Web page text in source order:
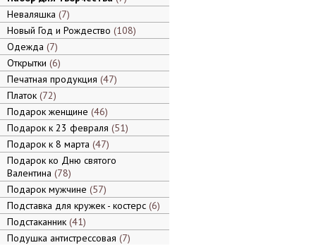
Неваляшка 7
Новый Год и Рождество 108
Одежда 7
Открытки 6
Печатная продукция 47
Платок 72
Подарок женщине 46
Подарок к 23 февраля 51
Подарок к 8 марта 47
Подарок ко Дню святого
Валентина 78
Подарок мужчине 57
Подставка для кружек - костерс 6
Подстаканник 41
Подушка антистрессовая 7